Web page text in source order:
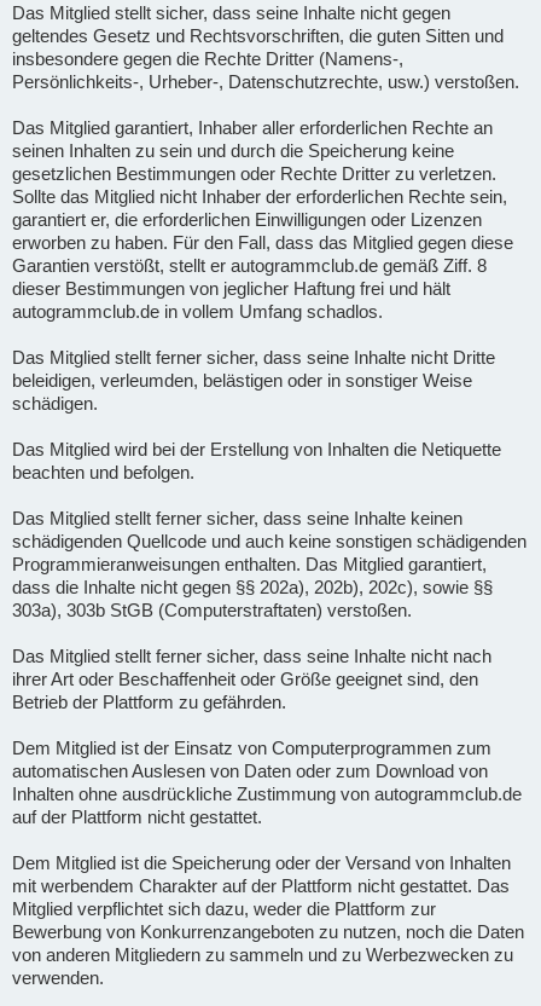
Das Mitglied stellt sicher, dass seine Inhalte nicht gegen
geltendes Gesetz und Rechtsvorschriften, die guten Sitten und
insbesondere gegen die Rechte Dritter (Namens-,
Persönlichkeits-, Urheber-, Datenschutzrechte, usw.) verstoßen.
Das Mitglied garantiert, Inhaber aller erforderlichen Rechte an
seinen Inhalten zu sein und durch die Speicherung keine
gesetzlichen Bestimmungen oder Rechte Dritter zu verletzen.
Sollte das Mitglied nicht Inhaber der erforderlichen Rechte sein,
garantiert er, die erforderlichen Einwilligungen oder Lizenzen
erworben zu haben. Für den Fall, dass das Mitglied gegen diese
Garantien verstößt, stellt er autogrammclub.de gemäß Ziff. 8
dieser Bestimmungen von jeglicher Haftung frei und hält
autogrammclub.de in vollem Umfang schadlos.
Das Mitglied stellt ferner sicher, dass seine Inhalte nicht Dritte
beleidigen, verleumden, belästigen oder in sonstiger Weise
schädigen.
Das Mitglied wird bei der Erstellung von Inhalten die Netiquette
beachten und befolgen.
Das Mitglied stellt ferner sicher, dass seine Inhalte keinen
schädigenden Quellcode und auch keine sonstigen schädigenden
Programmieranweisungen enthalten. Das Mitglied garantiert,
dass die Inhalte nicht gegen §§ 202a), 202b), 202c), sowie §§
303a), 303b StGB (Computerstraftaten) verstoßen.
Das Mitglied stellt ferner sicher, dass seine Inhalte nicht nach
ihrer Art oder Beschaffenheit oder Größe geeignet sind, den
Betrieb der Plattform zu gefährden.
Dem Mitglied ist der Einsatz von Computerprogrammen zum
automatischen Auslesen von Daten oder zum Download von
Inhalten ohne ausdrückliche Zustimmung von autogrammclub.de
auf der Plattform nicht gestattet.
Dem Mitglied ist die Speicherung oder der Versand von Inhalten
mit werbendem Charakter auf der Plattform nicht gestattet. Das
Mitglied verpflichtet sich dazu, weder die Plattform zur
Bewerbung von Konkurrenzangeboten zu nutzen, noch die Daten
von anderen Mitgliedern zu sammeln und zu Werbezwecken zu
verwenden.